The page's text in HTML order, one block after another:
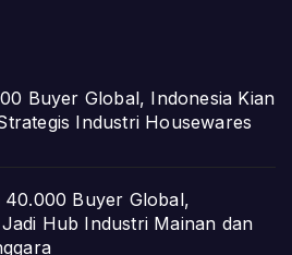
Buyer Global, Indonesia Kian
Industri Housewares
40.000 Buyer Global,
Hub Industri Mainan dan